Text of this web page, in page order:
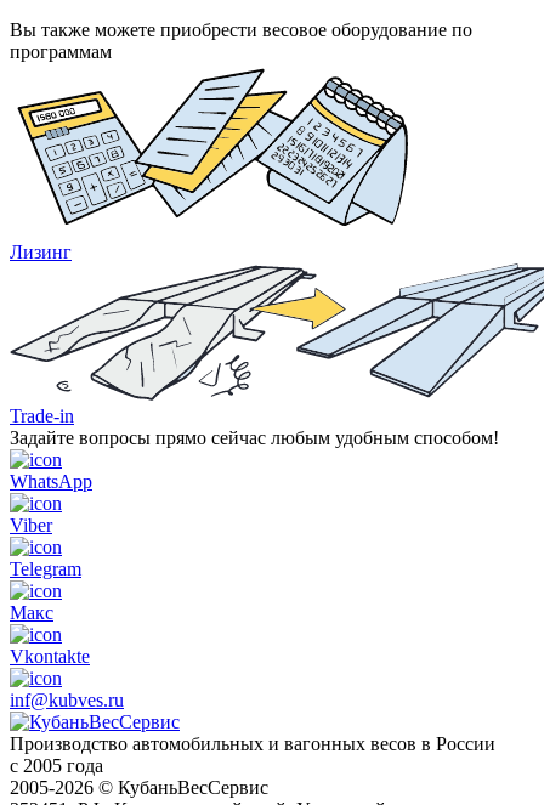
Вы также можете приобрести весовое оборудование по
программам
Лизинг
Trade-in
Задайте вопросы прямо сейчас любым удобным способом!
WhatsApp
Viber
Telegram
Макс
Vkontakte
inf@kubves.ru
Производство автомобильных и вагонных весов в России
с 2005 года
2005-2026 © КубаньВесСервис